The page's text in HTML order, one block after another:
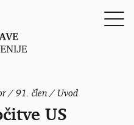
/ 91. člen / Uvod
US